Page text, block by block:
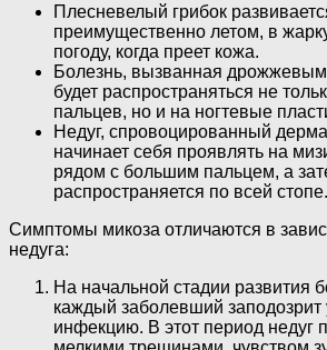
Плесневелый грибок
преимущественно летом, в
погоду, когда преет кожа.
Болезнь, вызванная
будет распространяться не
пальцев, но и на ногтевые
Недуг, спровоцированный
начинает себя проявлять на
рядом с большим пальцем, а
распространяется по всей стопе.
Симптомы микоза отличаются в
недуга:
На начальной стадии развития
каждый заболевший заподозрит
инфекцию. В этот период недуг